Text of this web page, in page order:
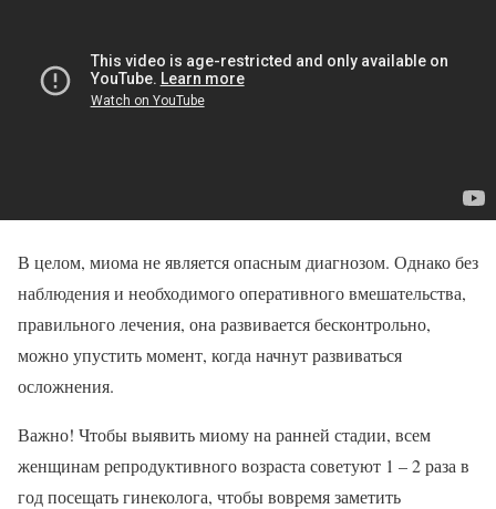
В целом, миома не является опасным диагнозом. Однако без
наблюдения и необходимого оперативного вмешательства,
правильного лечения, она развивается бесконтрольно,
можно упустить момент, когда начнут развиваться
осложнения.
Важно! Чтобы выявить миому на ранней стадии, всем
женщинам репродуктивного возраста советуют 1 – 2 раза в
год посещать гинеколога, чтобы вовремя заметить